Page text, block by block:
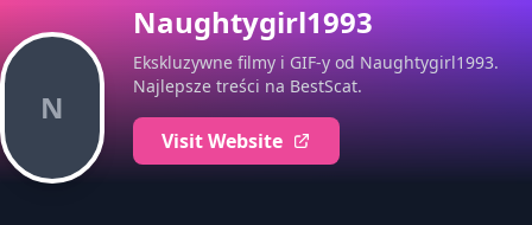
N
Naughtygirl1993
Ekskluzywne filmy i GIF-y od Naughtygirl1993.
Najlepsze treści na BestScat.
Visit Website